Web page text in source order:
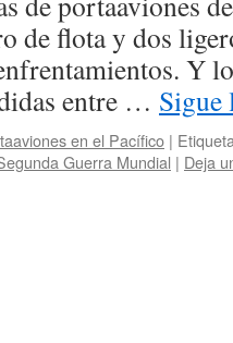
de flota y dos
Y
entre …
en el Pacífico |
Guerra Mundial | Deja